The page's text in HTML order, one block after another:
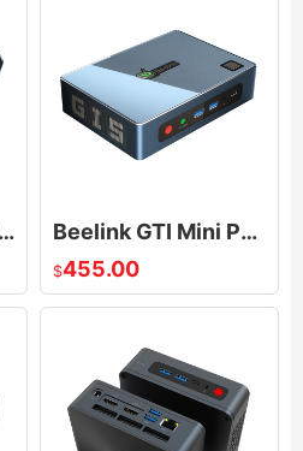
Beelink U59 Mini PC with 11th Gen Processor N5095 Windows 10,16G DDR 512G SSD Mini Desktop Computer Beelink GTI Mini PC Windows 11 with Intel i5-1135G7, 16G DDR4 500G SSD Business Gaming Mini Computer
$455.00